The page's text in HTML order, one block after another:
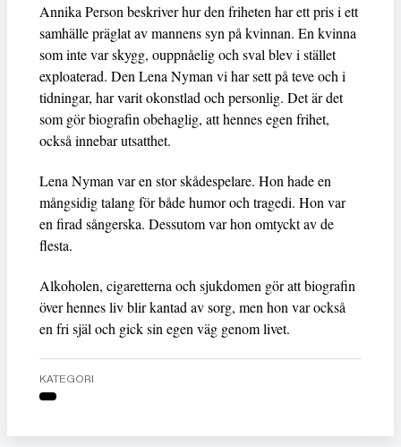
Annika Person beskriver hur den friheten har ett pris i ett
samhälle präglat av mannens syn på kvinnan. En kvinna
som inte var skygg, ouppnåelig och sval blev i stället
exploaterad. Den Lena Nyman vi har sett på teve och i
tidningar, har varit okonstlad och personlig. Det är det
som gör biografin obehaglig, att hennes egen frihet,
också innebar utsatthet.
Lena Nyman var en stor skådespelare. Hon hade en
mångsidig talang för både humor och tragedi. Hon var
en firad sångerska. Dessutom var hon omtyckt av de
flesta.
Alkoholen, cigaretterna och sjukdomen gör att biografin
över hennes liv blir kantad av sorg, men hon var också
en fri själ och gick sin egen väg genom livet.
KATEGORI